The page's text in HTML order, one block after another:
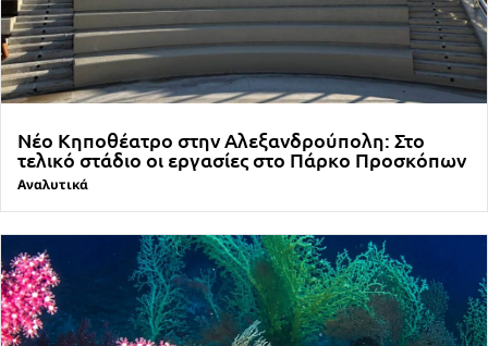
Νέο Κηποθέατρο στην Αλεξανδρούπολη: Στο
τελικό στάδιο οι εργασίες στο Πάρκο Προσκόπων
Αναλυτικά